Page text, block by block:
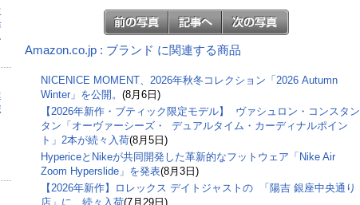
Amazon.co.jp : ブランド に関連する商品
NICENICE MOMENT、2026年秋冬コレクション「2026 Autumn
Winter」を公開。 (8月6日)
【2026年新作・ブティック限定モデル】 ヴァシュロン・コンスタン
タン「オーヴァーシーズ・ デュアルタイム・カーディナルポイン
ト」2本が続々入荷(8月5日)
HypericeとNikeが共同開発した革新的なフットウェア「Nike Air
Zoom Hyperslide」を発表(8月3日)
【2026年新作】ロレックス デイトジャストの 「陽吉 銀座中央通り
店」に、続々入荷(7月29日)